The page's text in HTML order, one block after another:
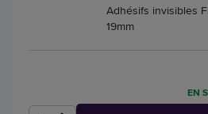
Adhésifs invisibles
19mm
EN